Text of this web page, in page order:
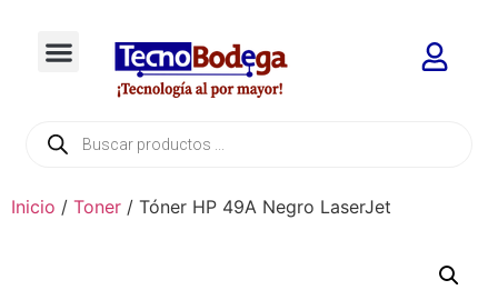
Inicio / Toner / Tóner HP 49A Negro LaserJet